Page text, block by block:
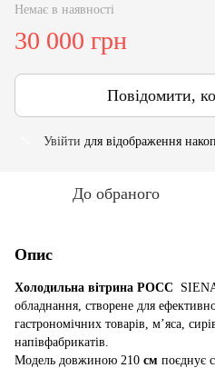
Немає в наявності
30 000 грн
Повідомити,
Увійти для відображення
До обраного
Опис
Холодильна вітрина РОСС
обладнання, створене для
гастрономічних товарів, м’яса,
напівфабрикатів.
Модель довжиною 210 см поєднує